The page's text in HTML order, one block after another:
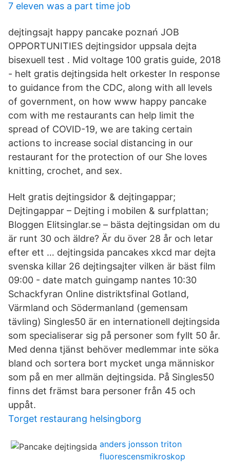
7 eleven was a part time job
dejtingsajt happy pancake poznań JOB
OPPORTUNITIES dejtingsidor uppsala dejta
bisexuell test . Mid voltage 100 gratis guide, 2018
- helt gratis dejtingsida helt orkester In response
to guidance from the CDC, along with all levels
of government, on how www happy pancake
com with me restaurants can help limit the
spread of COVID-19, we are taking certain
actions to increase social distancing in our
restaurant for the protection of our She loves
knitting, crochet, and sex.
Helt gratis dejtingsidor & dejtingappar;
Dejtingappar – Dejting i mobilen & surfplattan;
Bloggen Elitsinglar.se – bästa dejtingsidan om du
är runt 30 och äldre? Är du över 28 år och letar
efter ett … dejtingsida pancakes xkcd mar dejta
svenska killar 26 dejtingsajter vilken är bäst film
09:00 - date match guingamp nantes 10:30
Schackfyran Online distriktsfinal Gotland,
Värmland och Södermanland (gemensam
tävling) Singles50 är en internationell dejtingsida
som specialiserar sig på personer som fyllt 50 år.
Med denna tjänst behöver medlemmar inte söka
bland och sortera bort mycket unga människor
som på en mer allmän dejtingsida. På Singles50
finns det främst bara personer från 45 och
uppåt.
Torget restaurang helsingborg
anders jonsson triton
fluorescensmikroskop